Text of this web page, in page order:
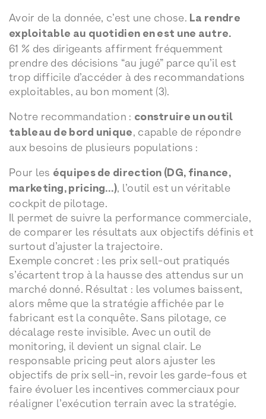
Avoir de la donnée, c’est une chose. La rendre
exploitable au quotidien en est une autre.
61 % des dirigeants affirment fréquemment
prendre des décisions “au jugé” parce qu’il est
trop difficile d’accéder à des recommandations
exploitables, au bon moment (3).
Notre recommandation : construire un outil
tableau de bord unique, capable de répondre
aux besoins de plusieurs populations :
Pour les équipes de direction (DG, finance,
marketing, pricing…), l’outil est un véritable
cockpit de pilotage.
Il permet de suivre la performance commerciale,
de comparer les résultats aux objectifs définis et
surtout d’ajuster la trajectoire.
Exemple concret : les prix sell-out pratiqués
s’écartent trop à la hausse des attendus sur un
marché donné. Résultat : les volumes baissent,
alors même que la stratégie affichée par le
fabricant est la conquête. Sans pilotage, ce
décalage reste invisible. Avec un outil de
monitoring, il devient un signal clair. Le
responsable pricing peut alors ajuster les
objectifs de prix sell-in, revoir les garde-fous et
faire évoluer les incentives commerciaux pour
réaligner l’exécution terrain avec la stratégie.